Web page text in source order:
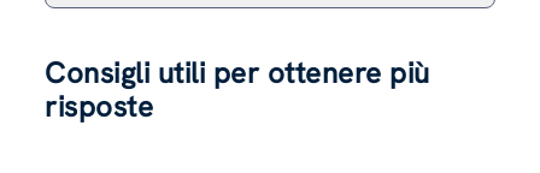
Consigli utili per ottenere più
risposte